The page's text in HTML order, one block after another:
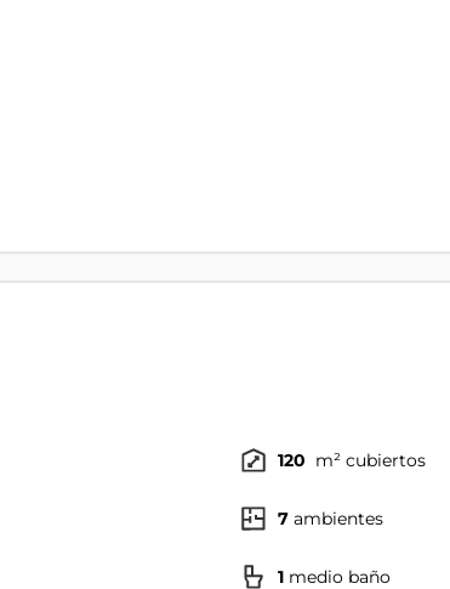
120 m² cubiertos
7 ambientes
1 medio baño